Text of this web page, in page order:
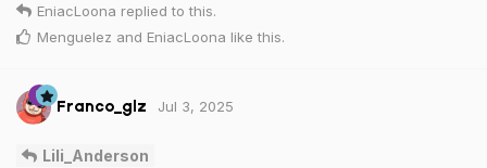
EniacLoona replied to this.
Menguelez and EniacLoona like this.
Franco_glz Jul 3, 2025
Lili_Anderson